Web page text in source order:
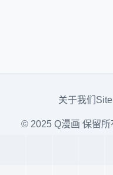
关于我们
© 2025 Q漫画 保留